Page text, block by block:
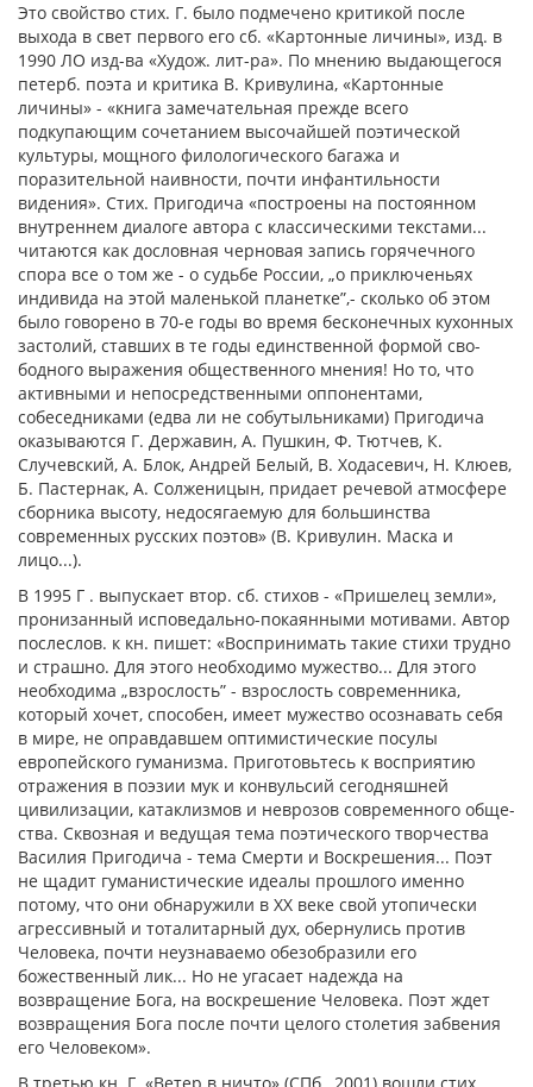
Это свойство стих. Г. было подмечено кри­тикой после
выхода в свет первого его сб. «Картонные личины», изд. в
1990 ЛО изд-ва «Худож. лит-ра». По мнению выдающегося
петерб. поэта и критика В. Кривулина, «Кар­тонные
личины» - «книга замечательная прежде всего
подкупающим сочетанием вы­сочайшей поэтической
культуры, мощного филологического багажа и
поразительной наивности, почти инфантильности
видения». Стих. Пригодича «построены на по­стоянном
внутреннем диалоге автора с клас­сическими текстами...
читаются как дослов­ная черновая запись горячечного
спора все о том же - о судьбе России, „о приключень­ях
индивида на этой маленькой планетке”,- сколько об этом
было говорено в 70-е годы во время бесконечных кухонных
застолий, ставших в те годы единственной формой сво­
бодного выражения общественного мнения! Но то, что
активными и непосредственными оппонентами,
собеседниками (едва ли не со­бутыльниками) Пригодича
оказываются Г. Державин, А. Пушкин, Ф. Тютчев, К.
Случевский, А. Блок, Андрей Белый, В. Ходасе­вич, Н. Клюев,
Б. Пастернак, А. Солженицын, придает речевой атмосфере
сборника высо­ту, недосягаемую для большинства
современ­ных русских поэтов» (В. Кривулин. Маска и
лицо...).
В 1995 Г . выпускает втор. сб. стихов - «Пришелец земли»,
пронизанный испове­дально-покаянными мотивами. Автор
послеслов. к кн. пишет: «Воспринимать такие стихи трудно
и страшно. Для этого необходи­мо мужество... Для этого
необходима „взрос­лость” - взрослость современника,
который хочет, способен, имеет мужество осознавать себя
в мире, не оправдавшем оптимистичес­кие посулы
европейского гуманизма. Приго­товьтесь к восприятию
отражения в поэзии мук и конвульсий сегодняшней
цивилизации, катаклизмов и неврозов современного обще­
ства. Сквозная и ведущая тема поэтического творчества
Василия Пригодича - тема Смер­ти и Воскрешения... Поэт
не щадит гуманис­тические идеалы прошлого именно
потому, что они обнаружили в XX веке свой утопичес­ки
агрессивный и тоталитарный дух, оберну­лись против
Человека, почти неузнаваемо обезобразили его
божественный лик... Но не угасает надежда на
возвращение Бога, на воскрешение Человека. Поэт ждет
возвра­щения Бога после почти целого столетия заб­вения
его Человеком».